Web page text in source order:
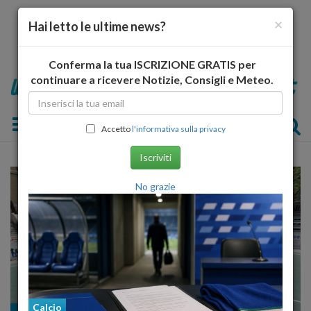
Toggle navigation
×
Hai letto le ultime news?
Conferma la tua ISCRIZIONE GRATIS per
continuare a ricevere Notizie, Consigli e Meteo.
Accettol'informativa sulla privacy
Iscriviti
No grazie
Calcio